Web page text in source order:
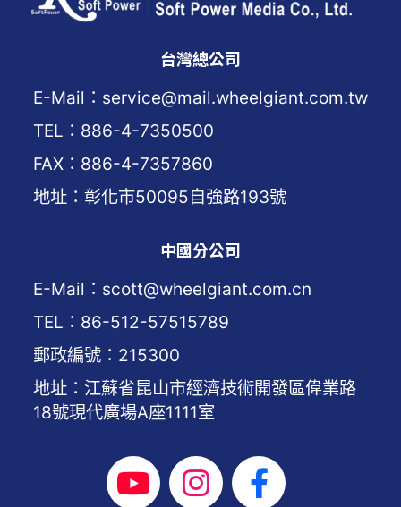
台灣總公司
E-Mail：service@mail.wheelgiant.com.tw
TEL：886-4-7350500
FAX：886-4-7357860
地址：彰化市50095自強路193號
中國分公司
E-Mail：scott@wheelgiant.com.cn
TEL：86-512-57515789
郵政編號：215300
地址：江蘇省昆山市經濟技術開發區偉業路
18號現代廣場A座1111室